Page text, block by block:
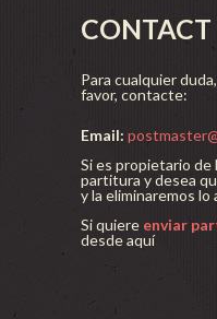
Para cualquier
favor, contacte:
Email:
Si es propietario de
partitura y desea
y la eliminaremos
Si quiere enviar
desde aquí